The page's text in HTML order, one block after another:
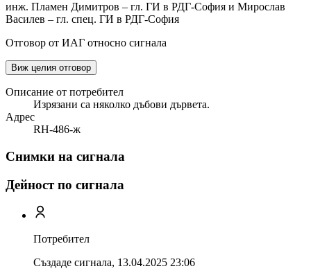
инж. Пламен Димитров – гл. ГИ в РДГ-София и Мирослав
Василев – гл. спец. ГИ в РДГ-София
Отговор от ИАГ относно сигнала
Виж целия отговор
Описание от потребител
Изрязани са няколко дъбови дървета.
Адрес
RH-486-ж
Снимки на сигнала
Дейност по сигнала
Потребител
Създаде сигнала, 13.04.2025 23:06